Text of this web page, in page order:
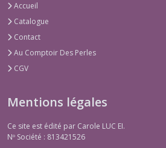
Accueil
Catalogue
Contact
Au Comptoir Des Perles
CGV
Mentions légales
Ce site est édité par Carole LUC EI.
Nº Société : 813421526